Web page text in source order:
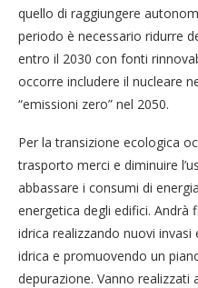
quello di raggiungere
periodo è necessario ridurre
entro il 2030 con fonti
occorre includere il nucleare
“emissioni zero” nel 2050.
Per la transizione ecologica
trasporto merci e diminuire
abbassare i consumi di
energetica degli edifici.
idrica realizzando nuovi
idrica e promuovendo un
depurazione. Vanno realizzati